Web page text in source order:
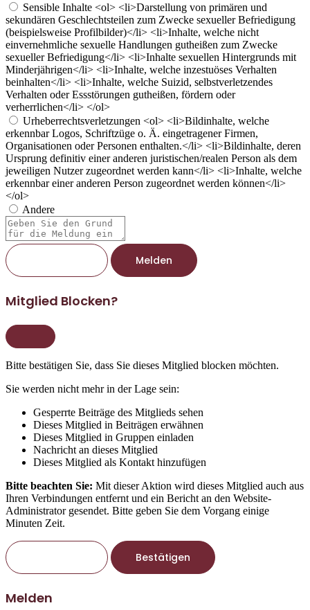
Sensible Inhalte <ol> <li>Darstellung von primären und
sekundären Geschlechtsteilen zum Zwecke sexueller Befriedigung
(beispielsweise Profilbilder)</li> <li>Inhalte, welche nicht
einvernehmliche sexuelle Handlungen gutheißen zum Zwecke
sexueller Befriedigung</li> <li>Inhalte sexuellen Hintergrunds mit
Minderjährigen</li> <li>Inhalte, welche inzestuöses Verhalten
beinhalten</li> <li>Inhalte, welche Suizid, selbstverletzendes
Verhalten oder Essstörungen gutheißen, fördern oder
verherrlichen</li> </ol>
Urheberrechtsverletzungen <ol> <li>Bildinhalte, welche
erkennbar Logos, Schriftzüge o. Ä. eingetragener Firmen,
Organisationen oder Personen enthalten.</li> <li>Bildinhalte, deren
Ursprung definitiv einer anderen juristischen/realen Person als dem
jeweiligen Nutzer zugeordnet werden kann</li> <li>Inhalte, welche
erkennbar einer anderen Person zugeordnet werden können</li>
</ol>
Andere
Berichtsnotiz
Melden
Mitglied Blocken?
Bitte bestätigen Sie, dass Sie dieses Mitglied blocken möchten.
Sie werden nicht mehr in der Lage sein:
Gesperrte Beiträge des Mitglieds sehen
Dieses Mitglied in Beiträgen erwähnen
Dieses Mitglied in Gruppen einladen
Nachricht an dieses Mitglied
Dieses Mitglied als Kontakt hinzufügen
Bitte beachten Sie: Mit dieser Aktion wird dieses Mitglied auch aus
Ihren Verbindungen entfernt und ein Bericht an den Website-
Administrator gesendet. Bitte geben Sie dem Vorgang einige
Minuten Zeit.
Bestätigen
Melden